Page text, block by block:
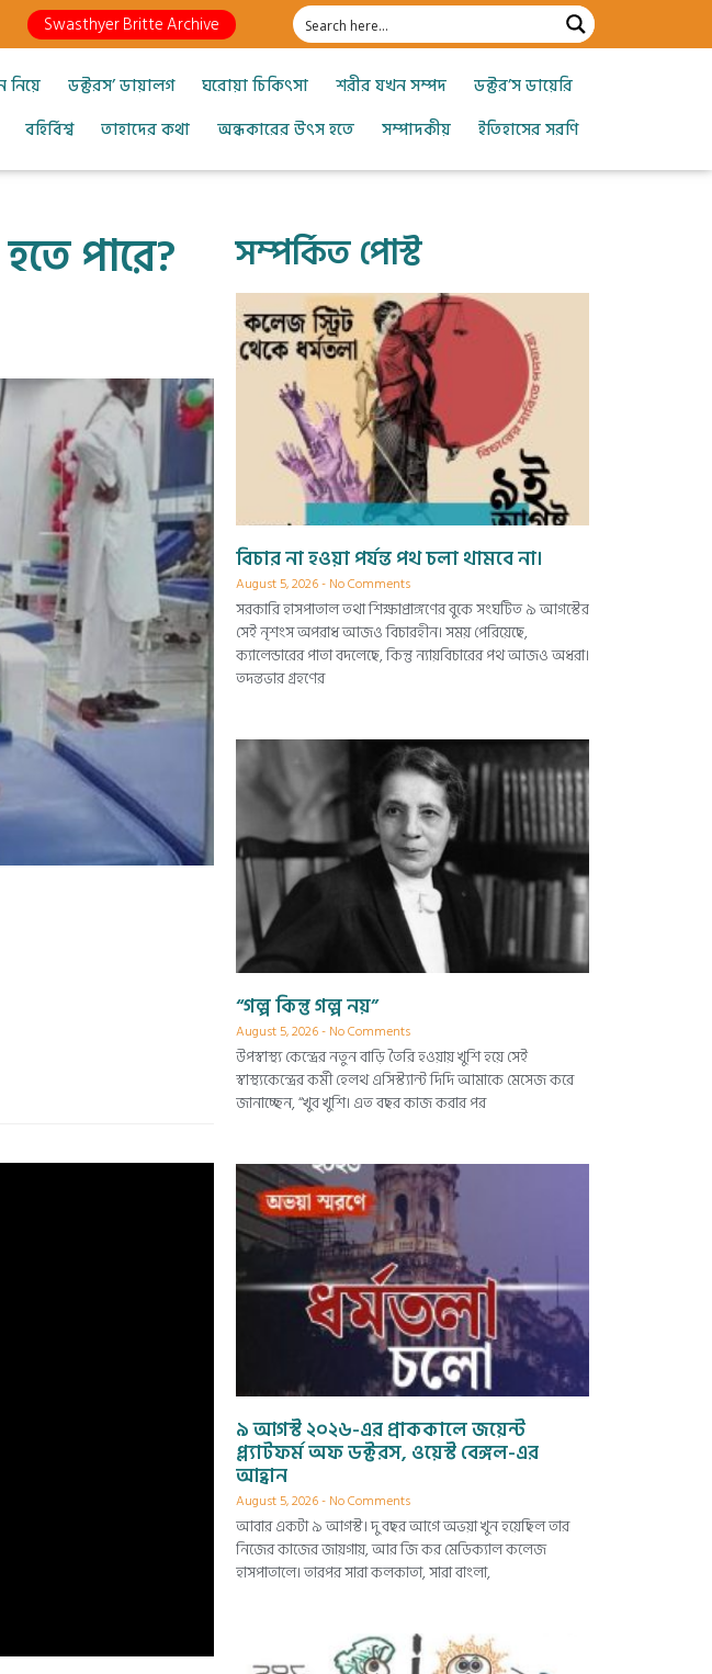
Swasthyer Britte Archive
নিয়ে ডক্টরস’ ডায়ালগ ঘরোয়া চিকিৎসা শরীর যখন সম্পদ
ডক্টর’স ডায়েরি
বহির্বিশ্ব তাহাদের কথা অন্ধকারের উৎস হতে সম্পাদকীয় ইতিহাসের সরণি
পারে? সম্পর্কিত পোস্ট
বিচার না হওয়া পর্যন্ত পথ চলা থামবে না।
August 5, 2026 No Comments
সরকারি হাসপাতাল তথা শিক্ষাপ্রাঙ্গণের বুকে সংঘটিত ৯ আগস্টের
সেই নৃশংস অপরাধ আজও বিচারহীন। সময় পেরিয়েছে,
ক্যালেন্ডারের পাতা বদলেছে, কিন্তু ন্যায়বিচারের পথ আজও অধরা।
তদন্তভার গ্রহণের
“গল্প কিন্তু গল্প নয়”
August 5, 2026 No Comments
উপস্বাস্থ্য কেন্দ্রের নতুন বাড়ি তৈরি হওয়ায় খুশি হয়ে সেই
স্বাস্থ্যকেন্দ্রের কর্মী হেলথ এসিস্ট্যান্ট দিদি আমাকে মেসেজ করে
জানাচ্ছেন, “খুব খুশি। এত বছর কাজ করার পর
৯ আগস্ট ২০২৬-এর প্রাককালে জয়েন্ট
প্ল্যাটফর্ম অফ ডক্টরস, ওয়েস্ট বেঙ্গল-এর
আহ্বান
August 5, 2026 No Comments
আবার একটা ৯ আগস্ট। দু বছর আগে অভয়া খুন হয়েছিল তার
নিজের কাজের জায়গায়, আর জি কর মেডিক্যাল কলেজ
হাসপাতালে। তারপর সারা কলকাতা, সারা বাংলা,